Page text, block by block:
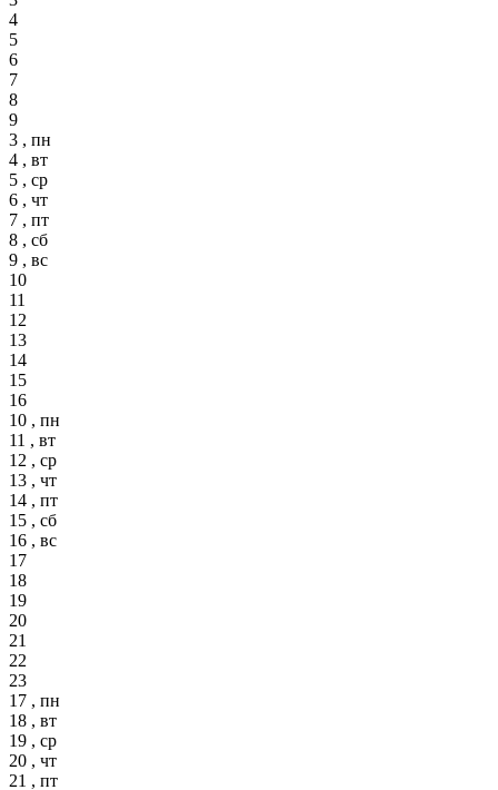
4
5
6
7
8
9
3 , пн
4 , вт
5 , ср
6 , чт
7 , пт
8 , сб
9 , вс
10
11
12
13
14
15
16
10 , пн
11 , вт
12 , ср
13 , чт
14 , пт
15 , сб
16 , вс
17
18
19
20
21
22
23
17 , пн
18 , вт
19 , ср
20 , чт
21 , пт